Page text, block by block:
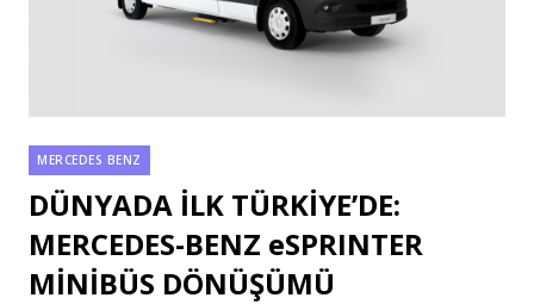
Categories
MERCEDES BENZ
DÜNYADA İLK TÜRKİYE’DE:
MERCEDES-BENZ eSPRINTER
MİNİBÜS DÖNÜŞÜMÜ